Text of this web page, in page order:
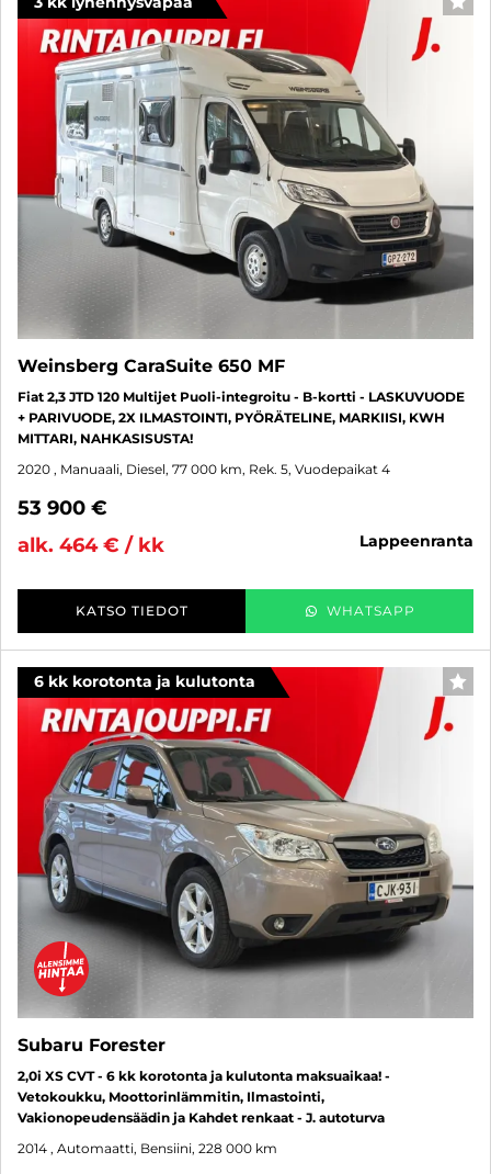
Weinsberg CaraSuite 650 MF
Fiat 2,3 JTD 120 Multijet Puoli-integroitu - B-kortti - LASKUVUODE
+ PARIVUODE, 2X ILMASTOINTI, PYÖRÄTELINE, MARKIISI, KWH
MITTARI, NAHKASISUSTA!
2020 , Manuaali, Diesel, 77 000 km, Rek. 5, Vuodepaikat 4
53 900 €
alk. 464 € / kk
lappeenranta
KATSO TIEDOT WHATSAPP
6 kk korotonta ja kulutonta
Subaru Forester
2,0i XS CVT - 6 kk korotonta ja kulutonta maksuaikaa! -
Vetokoukku, Moottorinlämmitin, Ilmastointi,
Vakionopeudensäädin ja Kahdet renkaat - J. autoturva
2014 , Automaatti, Bensiini, 228 000 km